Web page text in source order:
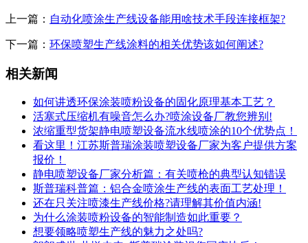
上一篇： 自动化喷涂生产线设备能用啥技术手段连接框架?
下一篇： 环保喷塑生产线涂料的相关优势该如何阐述?
相关新闻
如何讲透环保涂装喷粉设备的固化原理基本工艺？
活塞式压缩机有噪音怎么办?喷涂设备厂教您辨别!
浓缩重型货架静电喷塑设备流水线喷涂的10个优势点！
看这里！江苏斯普瑞涂装喷塑设备厂家为客户提供方案
报价！
静电喷塑设备厂家分析篇：有关喷枪的典型认知错误
斯普瑞科普篇：铝合金喷涂生产线的表面工艺处理！
还在只关注喷漆生产线价格?请理解其价值内涵!
为什么涂装喷粉设备的智能制造如此重要？
想要领略喷塑生产线的魅力之处吗?